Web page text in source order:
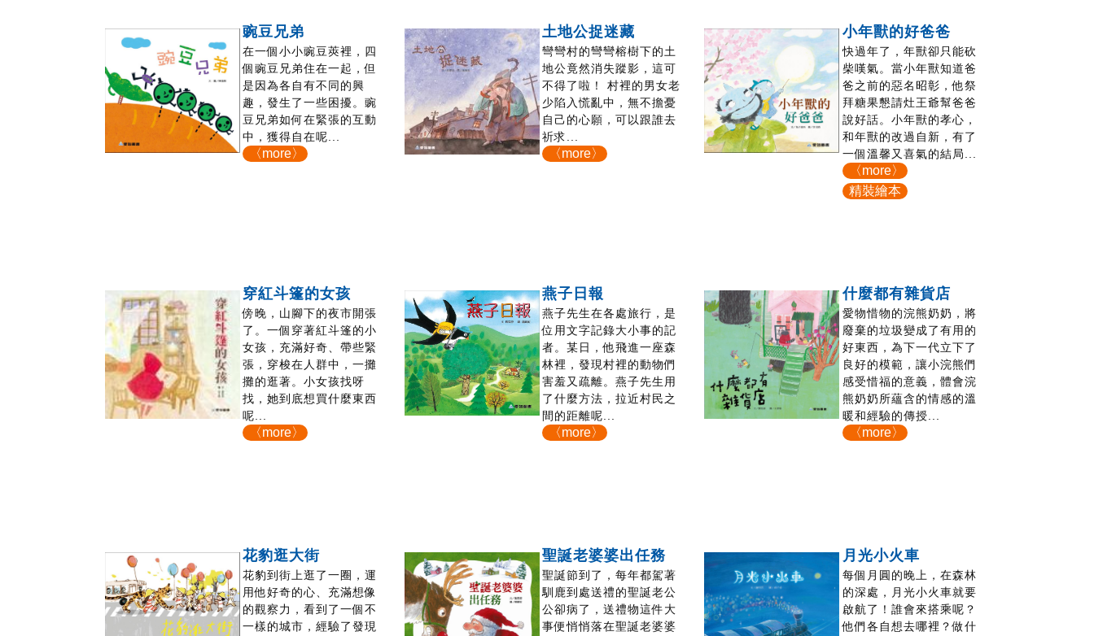
豌豆兄弟
在一個小小豌豆莢裡，四
個豌豆兄弟住在一起，但
是因為各自有不同的興
趣，發生了一些困擾。豌
豆兄弟如何在緊張的互動
中，獲得自在呢...
〈more〉
土地公捉迷藏
彎彎村的彎彎榕樹下的土
地公竟然消失蹤影，這可
不得了啦！ 村裡的男女老
少陷入慌亂中，無不擔憂
自己的心願，可以跟誰去
祈求...
〈more〉
小年獸的好爸爸
快過年了，年獸卻只能砍
柴嘆氣。當小年獸知道爸
爸之前的惡名昭彰，他祭
拜糖果懇請灶王爺幫爸爸
說好話。小年獸的孝心，
和年獸的改過自新，有了
一個溫馨又喜氣的結局...
〈more〉
精裝繪本
穿紅斗篷的女孩
傍晚，山腳下的夜市開張
了。一個穿著紅斗篷的小
女孩，充滿好奇、帶些緊
張，穿梭在人群中，一攤
攤的逛著。小女孩找呀
找，她到底想買什麼東西
呢...
〈more〉
燕子日報
燕子先生在各處旅行，是
位用文字記錄大小事的記
者。某日，他飛進一座森
林裡，發現村裡的動物們
害羞又疏離。燕子先生用
了什麼方法，拉近村民之
間的距離呢...
〈more〉
什麼都有雜貨店
愛物惜物的浣熊奶奶，將
廢棄的垃圾變成了有用的
好東西，為下一代立下了
良好的模範，讓小浣熊們
感受惜福的意義，體會浣
熊奶奶所蘊含的情感的溫
暖和經驗的傳授...
〈more〉
花豹逛大街
花豹到街上逛了一圈，運
用他好奇的心、充滿想像
的觀察力，看到了一個不
一樣的城市，經驗了發現
聖誕老婆婆出任務
聖誕節到了，每年都駕著
馴鹿到處送禮的聖誕老公
公卻病了，送禮物這件大
事便悄悄落在聖誕老婆婆
月光小火車
每個月圓的晚上，在森林
的深處，月光小火車就要
啟航了！誰會來搭乘呢？
他們各自想去哪裡？做什